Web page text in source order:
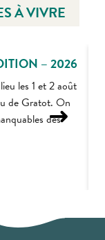
À VIVRE
– 2026
les 1 et 2 août
de Gratot. On
des